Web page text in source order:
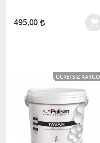
495,00
ÜCRETSIZ KARGO